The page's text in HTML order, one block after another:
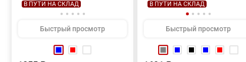
В ПУТИ НА СКЛАД
Быстрый просмотр
В ПУТИ НА СКЛАД
Быстрый просмотр